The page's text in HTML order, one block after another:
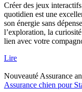
Créer des jeux
quotidien est une
son énergie sans
l’exploration, la
lien avec votre
Lire
Nouveauté Assurance
Assurance chien pour